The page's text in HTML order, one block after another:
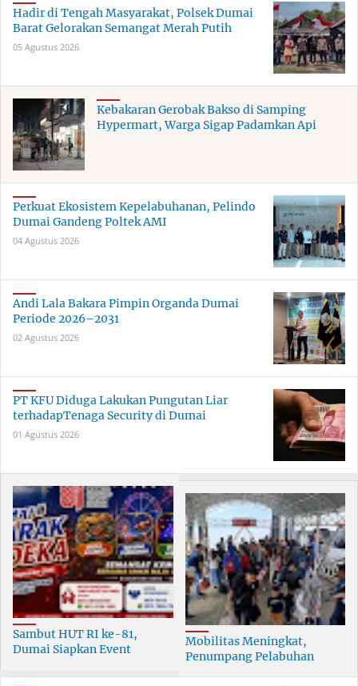
Hadir di Tengah Masyarakat, Polsek Dumai
Barat Gelorakan Semangat Merah Putih
05 Agustus 2026
Kebakaran Gerobak Bakso di Samping
Hypermart, Warga Sigap Padamkan Api
Perkuat Ekosistem Kepelabuhanan, Pelindo
Dumai Gandeng Poltek AMI
04 Agustus 2026
Andi Lala Bakara Pimpin Organda Dumai
Periode 2026–2031
02 Agustus 2026
PT KFU Diduga Lakukan Pungutan Liar
terhadapTenaga Security di Dumai
01 Agustus 2026
Sambut HUT RI ke-81,
Dumai Siapkan Event
Mobilitas Meningkat,
Penumpang Pelabuhan